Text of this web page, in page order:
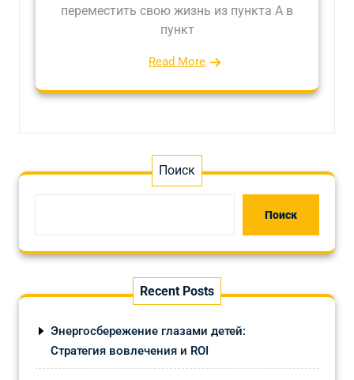
переместить свою жизнь из пункта А в
пункт
Read More
Поиск
Поиск
Recent Posts
Энергосбережение глазами детей:
Стратегия вовлечения и ROI